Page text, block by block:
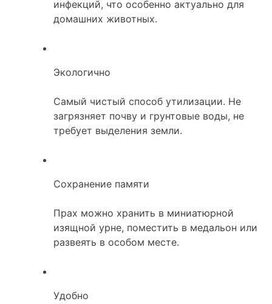
инфекций, что особенно актуально для
домашних животных.
Экологично
Самый чистый способ утилизации. Не
загрязняет почву и грунтовые воды, не
требует выделения земли.
Сохранение памяти
Прах можно хранить в миниатюрной
изящной урне, поместить в медальон или
развеять в особом месте.
Удобно